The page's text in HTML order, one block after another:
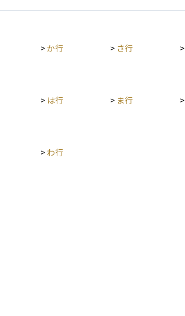
形成されます。 投資家にとってIPOは、成長企業
への投資機会となる一方、初値が公募価格を大き
間、大株主が株を売れない規制）が解除された後
の資金調達手段としてよく使われており、社債や
として、資産運用の一環として活用されることが
>か行 > さ行 >
> は行 > ま行 >
> わ行